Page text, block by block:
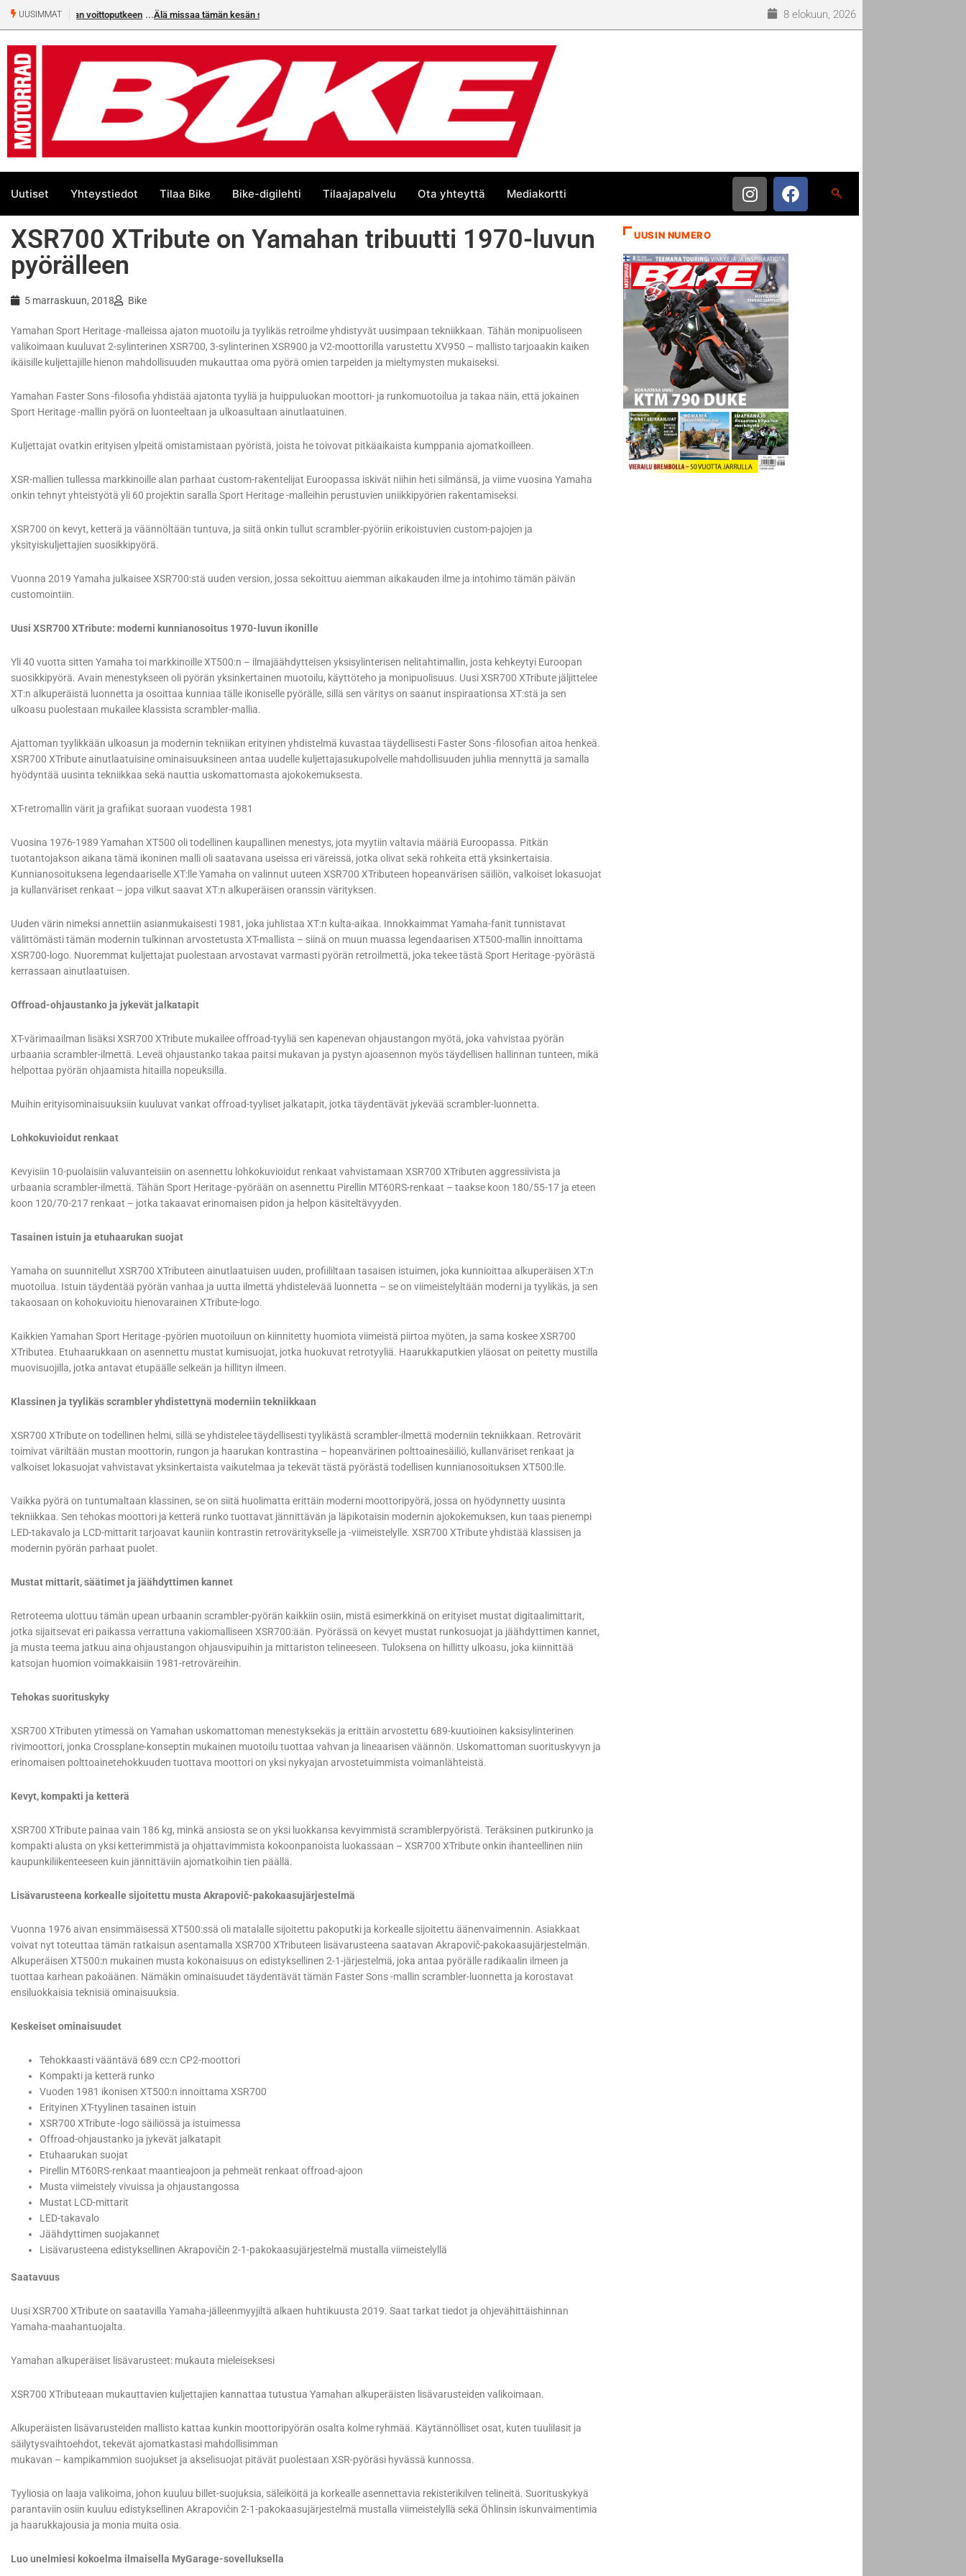
UUSIMMAT Älä missaa tämän kesän suurta Bike-numeroa! 8 elokuun, 2026
Uutiset Yhteystiedot Tilaa Bike Bike-digilehti Tilaajapalvelu Ota yhteyttä Mediakortti
XSR700 XTribute on Yamahan tribuutti 1970-luvun
pyörälleen
5 marraskuun, 2018 Bike
Yamahan Sport Heritage -malleissa ajaton muotoilu ja tyylikäs retroilme yhdistyvät uusimpaan tekniikkaan. Tähän monipuoliseen
valikoimaan kuuluvat 2-sylinterinen XSR700, 3-sylinterinen XSR900 ja V2-moottorilla varustettu XV950 – mallisto tarjoaakin kaiken
ikäisille kuljettajille hienon mahdollisuuden mukauttaa oma pyörä omien tarpeiden ja mieltymysten mukaiseksi.
Yamahan Faster Sons -filosofia yhdistää ajatonta tyyliä ja huippuluokan moottori- ja runkomuotoilua ja takaa näin, että jokainen
Sport Heritage -mallin pyörä on luonteeltaan ja ulkoasultaan ainutlaatuinen.
Kuljettajat ovatkin erityisen ylpeitä omistamistaan pyöristä, joista he toivovat pitkäaikaista kumppania ajomatkoilleen.
XSR-mallien tullessa markkinoille alan parhaat custom-rakentelijat Euroopassa iskivät niihin heti silmänsä, ja viime vuosina Yamaha
onkin tehnyt yhteistyötä yli 60 projektin saralla Sport Heritage -malleihin perustuvien uniikkipyörien rakentamiseksi.
XSR700 on kevyt, ketterä ja väännöltään tuntuva, ja siitä onkin tullut scrambler-pyöriin erikoistuvien custom-pajojen ja
yksityiskuljettajien suosikkipyörä.
Vuonna 2019 Yamaha julkaisee XSR700:stä uuden version, jossa sekoittuu aiemman aikakauden ilme ja intohimo tämän päivän
customointiin.
Uusi XSR700 XTribute: moderni kunnianosoitus 1970-luvun ikonille
Yli 40 vuotta sitten Yamaha toi markkinoille XT500:n – ilmajäähdytteisen yksisylinterisen nelitahtimallin, josta kehkeytyi Euroopan
suosikkipyörä. Avain menestykseen oli pyörän yksinkertainen muotoilu, käyttöteho ja monipuolisuus. Uusi XSR700 XTribute jäljittelee
XT:n alkuperäistä luonnetta ja osoittaa kunniaa tälle ikoniselle pyörälle, sillä sen väritys on saanut inspiraationsa XT:stä ja sen
ulkoasu puolestaan mukailee klassista scrambler-mallia.
Ajattoman tyylikkään ulkoasun ja modernin tekniikan erityinen yhdistelmä kuvastaa täydellisesti Faster Sons -filosofian aitoa henkeä.
XSR700 XTribute ainutlaatuisine ominaisuuksineen antaa uudelle kuljettajasukupolvelle mahdollisuuden juhlia mennyttä ja samalla
hyödyntää uusinta tekniikkaa sekä nauttia uskomattomasta ajokokemuksesta.
XT-retromallin värit ja grafiikat suoraan vuodesta 1981
Vuosina 1976-1989 Yamahan XT500 oli todellinen kaupallinen menestys, jota myytiin valtavia määriä Euroopassa. Pitkän
tuotantojakson aikana tämä ikoninen malli oli saatavana useissa eri väreissä, jotka olivat sekä rohkeita että yksinkertaisia.
Kunnianosoituksena legendaariselle XT:lle Yamaha on valinnut uuteen XSR700 XTributeen hopeanvärisen säiliön, valkoiset lokasuojat
ja kullanväriset renkaat – jopa vilkut saavat XT:n alkuperäisen oranssin värityksen.
Uuden värin nimeksi annettiin asianmukaisesti 1981, joka juhlistaa XT:n kulta-aikaa. Innokkaimmat Yamaha-fanit tunnistavat
välittömästi tämän modernin tulkinnan arvostetusta XT-mallista – siinä on muun muassa legendaarisen XT500-mallin innoittama
XSR700-logo. Nuoremmat kuljettajat puolestaan arvostavat varmasti pyörän retroilmettä, joka tekee tästä Sport Heritage -pyörästä
kerrassaan ainutlaatuisen.
Offroad-ohjaustanko ja jykevät jalkatapit
XT-värimaailman lisäksi XSR700 XTribute mukailee offroad-tyyliä sen kapenevan ohjaustangon myötä, joka vahvistaa pyörän
urbaania scrambler-ilmettä. Leveä ohjaustanko takaa paitsi mukavan ja pystyn ajoasennon myös täydellisen hallinnan tunteen, mikä
helpottaa pyörän ohjaamista hitailla nopeuksilla.
Muihin erityisominaisuuksiin kuuluvat vankat offroad-tyyliset jalkatapit, jotka täydentävät jykevää scrambler-luonnetta.
Lohkokuvioidut renkaat
Kevyisiin 10-puolaisiin valuvanteisiin on asennettu lohkokuvioidut renkaat vahvistamaan XSR700 XTributen aggressiivista ja
urbaania scrambler-ilmettä. Tähän Sport Heritage -pyörään on asennettu Pirellin MT60RS-renkaat – taakse koon 180/55-17 ja eteen
koon 120/70-217 renkaat – jotka takaavat erinomaisen pidon ja helpon käsiteltävyyden.
Tasainen istuin ja etuhaarukan suojat
Yamaha on suunnitellut XSR700 XTributeen ainutlaatuisen uuden, profiililtaan tasaisen istuimen, joka kunnioittaa alkuperäisen XT:n
muotoilua. Istuin täydentää pyörän vanhaa ja uutta ilmettä yhdistelevää luonnetta – se on viimeistelyltään moderni ja tyylikäs, ja sen
takaosaan on kohokuvioitu hienovarainen XTribute-logo.
Kaikkien Yamahan Sport Heritage -pyörien muotoiluun on kiinnitetty huomiota viimeistä piirtoa myöten, ja sama koskee XSR700
XTributea. Etuhaarukkaan on asennettu mustat kumisuojat, jotka huokuvat retrotyyliä. Haarukkaputkien yläosat on peitetty mustilla
muovisuojilla, jotka antavat etupäälle selkeän ja hillityn ilmeen.
Klassinen ja tyylikäs scrambler yhdistettynä moderniin tekniikkaan
XSR700 XTribute on todellinen helmi, sillä se yhdistelee täydellisesti tyylikästä scrambler-ilmettä moderniin tekniikkaan. Retrovärit
toimivat väriltään mustan moottorin, rungon ja haarukan kontrastina – hopeanvärinen polttoainesäiliö, kullanväriset renkaat ja
valkoiset lokasuojat vahvistavat yksinkertaista vaikutelmaa ja tekevät tästä pyörästä todellisen kunnianosoituksen XT500:lle.
Vaikka pyörä on tuntumaltaan klassinen, se on siitä huolimatta erittäin moderni moottoripyörä, jossa on hyödynnetty uusinta
tekniikkaa. Sen tehokas moottori ja ketterä runko tuottavat jännittävän ja läpikotaisin modernin ajokokemuksen, kun taas pienempi
LED-takavalo ja LCD-mittarit tarjoavat kauniin kontrastin retroväritykselle ja -viimeistelylle. XSR700 XTribute yhdistää klassisen ja
modernin pyörän parhaat puolet.
Mustat mittarit, säätimet ja jäähdyttimen kannet
Retroteema ulottuu tämän upean urbaanin scrambler-pyörän kaikkiin osiin, mistä esimerkkinä on erityiset mustat digitaalimittarit,
jotka sijaitsevat eri paikassa verrattuna vakiomalliseen XSR700:ään. Pyörässä on kevyet mustat runkosuojat ja jäähdyttimen kannet,
ja musta teema jatkuu aina ohjaustangon ohjausvipuihin ja mittariston telineeseen. Tuloksena on hillitty ulkoasu, joka kiinnittää
katsojan huomion voimakkaisiin 1981-retroväreihin.
Tehokas suorituskyky
XSR700 XTributen ytimessä on Yamahan uskomattoman menestyksekäs ja erittäin arvostettu 689-kuutioinen kaksisylinterinen
rivimoottori, jonka Crossplane-konseptin mukainen muotoilu tuottaa vahvan ja lineaarisen väännön. Uskomattoman suorituskyvyn ja
erinomaisen polttoainetehokkuuden tuottava moottori on yksi nykyajan arvostetuimmista voimanlähteistä.
Kevyt, kompakti ja ketterä
XSR700 XTribute painaa vain 186 kg, minkä ansiosta se on yksi luokkansa kevyimmistä scramblerpyöristä. Teräksinen putkirunko ja
kompakti alusta on yksi ketterimmistä ja ohjattavimmista kokoonpanoista luokassaan – XSR700 XTribute onkin ihanteellinen niin
kaupunkiliikenteeseen kuin jännittäviin ajomatkoihin tien päällä.
Lisävarusteena korkealle sijoitettu musta Akrapovič-pakokaasujärjestelmä
Vuonna 1976 aivan ensimmäisessä XT500:ssä oli matalalle sijoitettu pakoputki ja korkealle sijoitettu äänenvaimennin. Asiakkaat
voivat nyt toteuttaa tämän ratkaisun asentamalla XSR700 XTributeen lisävarusteena saatavan Akrapovič-pakokaasujärjestelmän.
Alkuperäisen XT500:n mukainen musta kokonaisuus on edistyksellinen 2-1-järjestelmä, joka antaa pyörälle radikaalin ilmeen ja
tuottaa karhean pakoäänen. Nämäkin ominaisuudet täydentävät tämän Faster Sons -mallin scrambler-luonnetta ja korostavat
ensiluokkaisia teknisiä ominaisuuksia.
Keskeiset ominaisuudet
Tehokkaasti vääntävä 689 cc:n CP2-moottori
Kompakti ja ketterä runko
Vuoden 1981 ikonisen XT500:n innoittama XSR700
Erityinen XT-tyylinen tasainen istuin
XSR700 XTribute -logo säiliössä ja istuimessa
Offroad-ohjaustanko ja jykevät jalkatapit
Etuhaarukan suojat
Pirellin MT60RS-renkaat maantieajoon ja pehmeät renkaat offroad-ajoon
Musta viimeistely vivuissa ja ohjaustangossa
Mustat LCD-mittarit
LED-takavalo
Jäähdyttimen suojakannet
Lisävarusteena edistyksellinen Akrapovičin 2-1-pakokaasujärjestelmä mustalla viimeistelyllä
Saatavuus
Uusi XSR700 XTribute on saatavilla Yamaha-jälleenmyyjiltä alkaen huhtikuusta 2019. Saat tarkat tiedot ja ohjevähittäishinnan
Yamaha-maahantuojalta.
Yamahan alkuperäiset lisävarusteet: mukauta mieleiseksesi
XSR700 XTributeaan mukauttavien kuljettajien kannattaa tutustua Yamahan alkuperäisten lisävarusteiden valikoimaan.
Alkuperäisten lisävarusteiden mallisto kattaa kunkin moottoripyörän osalta kolme ryhmää. Käytännölliset osat, kuten tuulilasit ja
säilytysvaihtoehdot, tekevät ajomatkastasi mahdollisimman
mukavan – kampikammion suojukset ja akselisuojat pitävät puolestaan XSR-pyöräsi hyvässä kunnossa.
Tyyliosia on laaja valikoima, johon kuuluu billet-suojuksia, säleiköitä ja korkealle asennettavia rekisterikilven telineitä. Suorituskykyä
parantaviin osiin kuuluu edistyksellinen Akrapovičin 2-1-pakokaasujärjestelmä mustalla viimeistelyllä sekä Öhlinsin iskunvaimentimia
ja haarukkajousia ja monia muita osia.
Luo unelmiesi kokoelma ilmaisella MyGarage-sovelluksella
UUSIN NUMERO